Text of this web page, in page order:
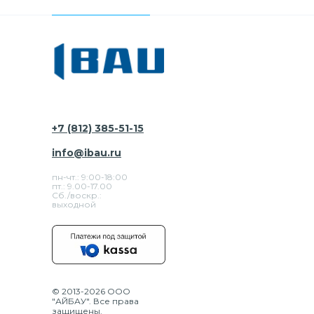
+7 (812) 385-51-15
пн-чт.: 9:00-18:00
пт.: 9.00-17.00
Сб./воскр.:
выходной
info@ibau.ru
© 2013-2026 ООО
"АЙБАУ". Все права
защищены.